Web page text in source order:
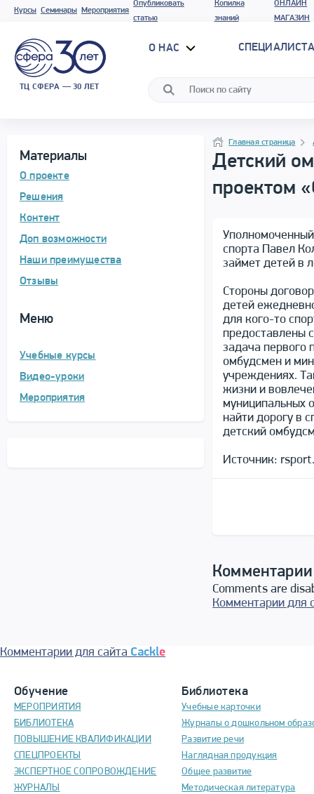
Курсы Семинары Мероприятия
Опубликовать
статью
Копилка
знаний
ОНЛАЙН
МАГАЗИН
ТЦ СФЕРА — 30 ЛЕТ
О НАС
Материалы
О проекте
Решения
Контент
Доп возможности
Наши преимущества
Отзывы
Меню
Учебные курсы
Видео-уроки
Мероприятия
Программа материала
Навигация
НавигацияГлавная страница
Детский
проектом
спорта Павел
займет детей в
Стороны
детей
для кого-то
предоставлены
задача первого
омбудсмен и
учреждениях.
жизни и
муниципальных
найти дорогу в
детский
Источник:
Comments are
Комментарии для
Комментарии для сайта Cackle
Обучение
МЕРОПРИЯТИЯ
БИБЛИОТЕКА
ПОВЫШЕНИЕ КВАЛИФИКАЦИИ
СПЕЦПРОЕКТЫ
ЭКСПЕРТНОЕ СОПРОВОЖДЕНИЕ
ЖУРНАЛЫ
Библиотека
Учебные карточки
Журналы о дошкольном
Развитие речи
Наглядная продукция
Общее развитие
Методическая литература